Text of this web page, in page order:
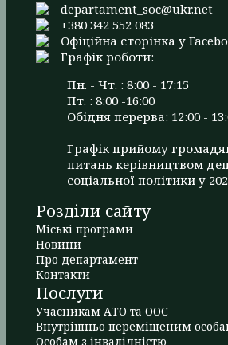
departament_soc@ukr.net
+380 342 552 083
Офіційна сторінка у
Графік роботи:
Пн. - Чт. : 8:00 - 17:15
Пт. : 8:00 -16:00
Обідня перерва: 12:00 -
Графік прийому
питань керівництвом
соціальної політики у
Розділи сайту
Міські програми
Новини
Про департамент
Контакти
Послуги
Учасникам АТО та ООС
Внутрішньо переміщеним
Особам з інвалідністю